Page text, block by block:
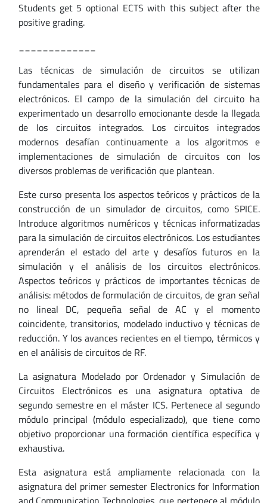
Students get 5 optional ECTS with this subject after the
positive grading.
Las técnicas de simulación de circuitos se utilizan
fundamentales para el diseño y verificación de sistemas
electrónicos. El campo de la simulación del circuito ha
experimentado un desarrollo emocionante desde la llegada
de los circuitos integrados. Los circuitos integrados
modernos desafían continuamente a los algoritmos e
implementaciones de simulación de circuitos con los
diversos problemas de verificación que plantean.
Este curso presenta los aspectos teóricos y prácticos de la
construcción de un simulador de circuitos, como SPICE.
Introduce algoritmos numéricos y técnicas informatizadas
para la simulación de circuitos electrónicos. Los estudiantes
aprenderán el estado del arte y desafíos futuros en la
simulación y el análisis de los circuitos electrónicos.
Aspectos teóricos y prácticos de importantes técnicas de
análisis: métodos de formulación de circuitos, de gran señal
no lineal DC, pequeña señal de AC y el momento
coincidente, transitorios, modelado inductivo y técnicas de
reducción. Y los avances recientes en el tiempo, térmicos y
en el análisis de circuitos de RF.
La asignatura Modelado por Ordenador y Simulación de
Circuitos Electrónicos es una asignatura optativa de
segundo semestre en el máster ICS. Pertenece al segundo
módulo principal (módulo especializado), que tiene como
objetivo proporcionar una formación científica específica y
exhaustiva.
Esta asignatura está ampliamente relacionada con la
asignatura del primer semester Electronics for Information